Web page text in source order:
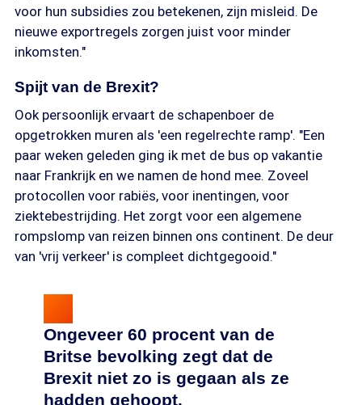
voor hun subsidies zou betekenen, zijn misleid. De
nieuwe exportregels zorgen juist voor minder
inkomsten."
Spijt van de Brexit?
Ook persoonlijk ervaart de schapenboer de
opgetrokken muren als 'een regelrechte ramp'. "Een
paar weken geleden ging ik met de bus op vakantie
naar Frankrijk en we namen de hond mee. Zoveel
protocollen voor rabiës, voor inentingen, voor
ziektebestrijding. Het zorgt voor een algemene
rompslomp van reizen binnen ons continent. De deur
van 'vrij verkeer' is compleet dichtgegooid."
Ongeveer 60 procent van de
Britse bevolking zegt dat de
Brexit niet zo is gegaan als ze
hadden gehoopt.